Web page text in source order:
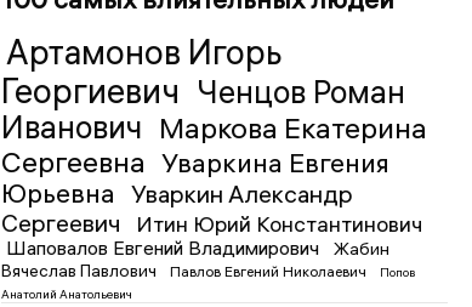
Артамонов Игорь
Георгиевич Ченцов Роман
Иванович Маркова Екатерина
Сергеевна Уваркина Евгения
Юрьевна
Уваркин Александр
Сергеевич
Итин Юрий Константинович
Шаповалов Евгений Владимирович
Жабин
Вячеслав Павлович
Павлов Евгений Николаевич
Попов
Анатолий Анатольевич